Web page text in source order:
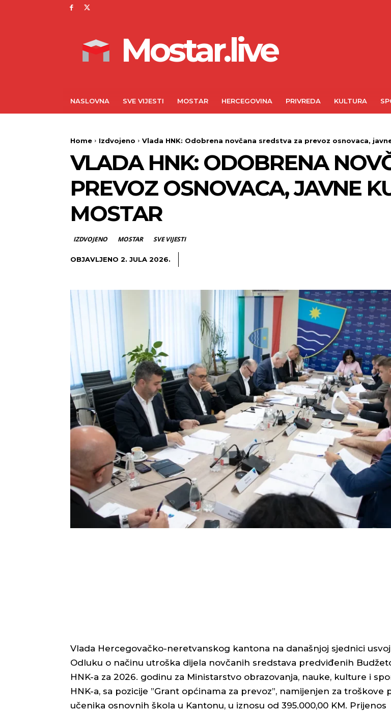
Mostar.live
NASLOVNA SVE VIJESTI MOSTAR HERCEGOVINA PRIVREDA KULTURA
Home Izdvojeno Vlada HNK: Odobrena novčana sredstva za prevoz osnovaca,
VLADA HNK: ODOBRENA
PREVOZ OSNOVACA, JAVNE
MOSTAR
IZDVOJENO MOSTAR SVE VIJESTI
OBJAVLJENO 2. JULA 2026.
Vlada Hercegovačko-neretvanskog kantona na današnjoj sjednici
Odluku o načinu utroška dijela novčanih sredstava predviđenih
HNK-a za 2026. godinu za Ministarstvo obrazovanja, nauke, kulture i
HNK-a, sa pozicije ”Grant općinama za prevoz”, namijenjen za troškove
učenika osnovnih škola u Kantonu, u iznosu od 395.000,00 KM. Prijenos